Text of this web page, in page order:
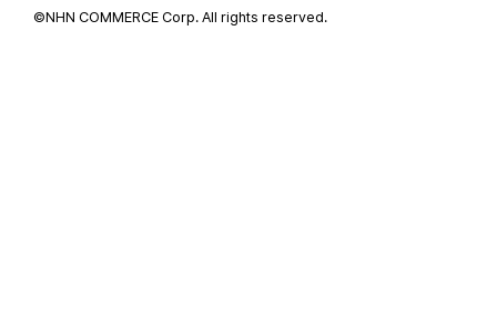
©NHN COMMERCE Corp. All rights reserved.